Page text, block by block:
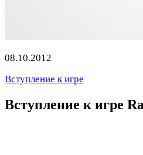
08.10.2012
Вступление к игре
Вступление к игре